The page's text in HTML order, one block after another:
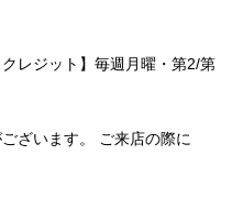
レジット】毎週月曜・第2/第
ざいます。 ご来店の際に